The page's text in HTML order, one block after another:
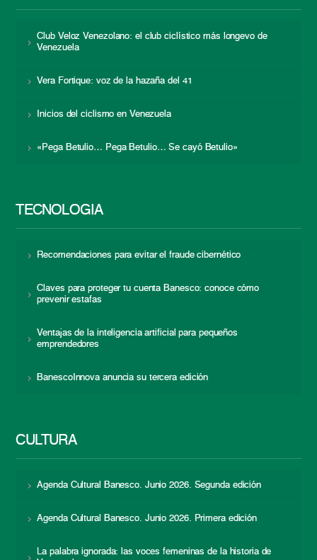
Club Veloz Venezolano: el club ciclístico más longevo de
Venezuela
Vera Fortique: voz de la hazaña del 41
Inicios del ciclismo en Venezuela
«Pega Betulio… Pega Betulio… Se cayó Betulio»
TECNOLOGÍA
Recomendaciones para evitar el fraude cibernético
Claves para proteger tu cuenta Banesco: conoce cómo
prevenir estafas
Ventajas de la inteligencia artificial para pequeños
emprendedores
BanescoInnova anuncia su tercera edición
CULTURA
Agenda Cultural Banesco. Junio 2026. Segunda edición
Agenda Cultural Banesco. Junio 2026. Primera edición
La palabra ignorada: las voces femeninas de la historia de